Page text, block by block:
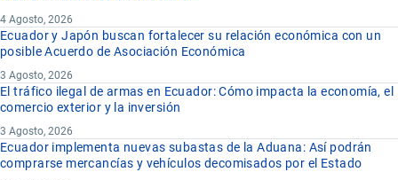
4 Agosto, 2026
Ecuador y Japón buscan fortalecer su relación económica con un
posible Acuerdo de Asociación Económica
3 Agosto, 2026
El tráfico ilegal de armas en Ecuador: Cómo impacta la economía, el
comercio exterior y la inversión
3 Agosto, 2026
Ecuador implementa nuevas subastas de la Aduana: Así podrán
comprarse mercancías y vehículos decomisados por el Estado